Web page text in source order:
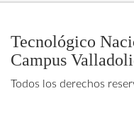
Tecnológico
Campus
Todos los derechos